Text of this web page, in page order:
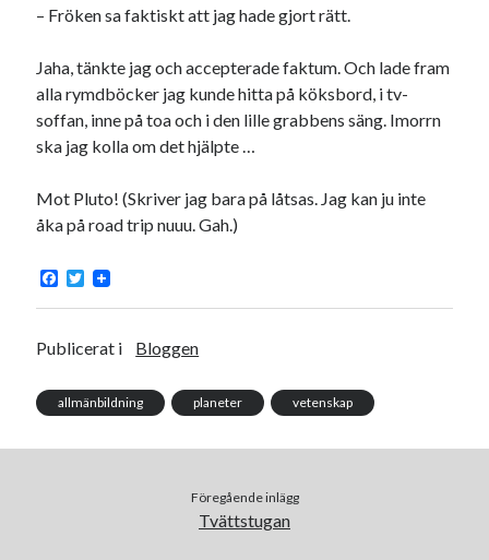
Swish: 070-8885542
– Fröken sa faktiskt att jag hade gjort rätt.
Jaha, tänkte jag och accepterade faktum. Och lade fram
alla rymdböcker jag kunde hitta på köksbord, i tv-
soffan, inne på toa och i den lille grabbens säng. Imorrn
ska jag kolla om det hjälpte …
Mot Pluto! (Skriver jag bara på låtsas. Jag kan ju inte
åka på road trip nuuu. Gah.)
F
c
b
k
T
i
t
Publicerat i Bloggen
allmänbildning planeter vetenskap
Föregående inlägg
Tvättstugan